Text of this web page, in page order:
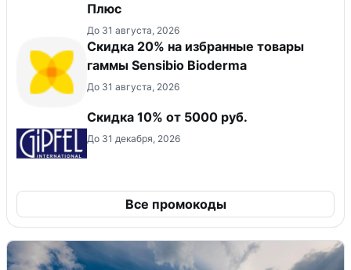
Плюс
До 31 августа, 2026
Скидка 20% на избранные товары
гаммы Sensibio Bioderma
До 31 августа, 2026
Скидка 10% от 5000 руб.
До 31 декабря, 2026
Все промокоды